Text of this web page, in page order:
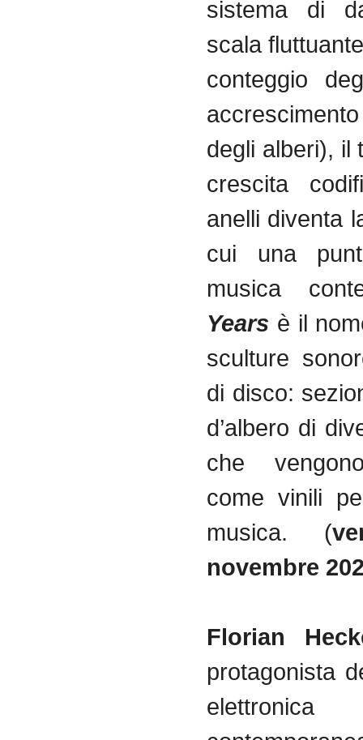
sistema di
scala
conteggio
degli alberi), il
crescita
anelli diventa
cui una
musica
Years è il
sculture
di disco:
d’albero di
che
come vinili
musica. (
novembre
Florian
protagonista
elettronica